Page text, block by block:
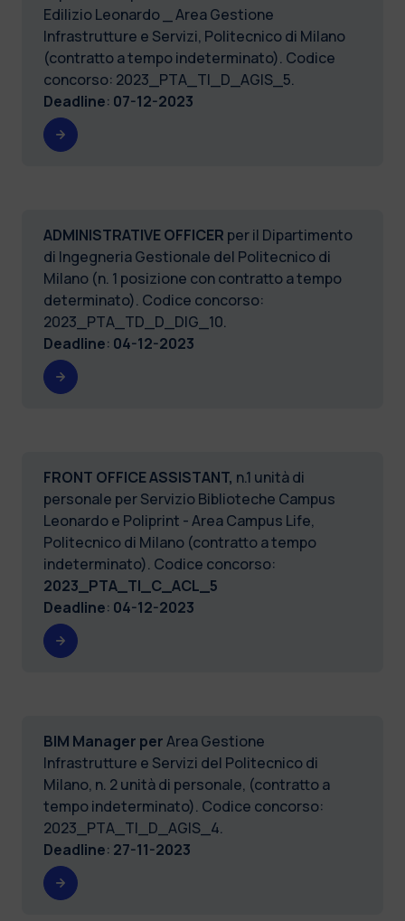
Edilizio Leonardo _ Area Gestione
Infrastrutture e Servizi, Politecnico di Milano
(contratto a tempo indeterminato). Codice
concorso: 2023_PTA_TI_D_AGIS_5.
Deadline: 07-12-2023
ADMINISTRATIVE OFFICER per il Dipartimento
di Ingegneria Gestionale del Politecnico di
Milano (n. 1 posizione con contratto a tempo
determinato). Codice concorso:
2023_PTA_TD_D_DIG_10.
Deadline: 04-12-2023
FRONT OFFICE ASSISTANT, n.1 unità di
personale per Servizio Biblioteche Campus
Leonardo e Poliprint - Area Campus Life,
Politecnico di Milano (contratto a tempo
indeterminato). Codice concorso:
2023_PTA_TI_C_ACL_5
Deadline: 04-12-2023
BIM Manager perArea Gestione
Infrastrutture e Servizi del Politecnico di
Milano, n. 2 unità di personale, (contratto a
tempo indeterminato). Codice concorso:
2023_PTA_TI_D_AGIS_4.
Deadline: 27-11-2023